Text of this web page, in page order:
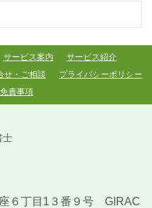
サービス案内
サービス紹介
せ・ご相談
プライバシーポリシー
免責事項
士
６丁目1３番９号 GIRAC